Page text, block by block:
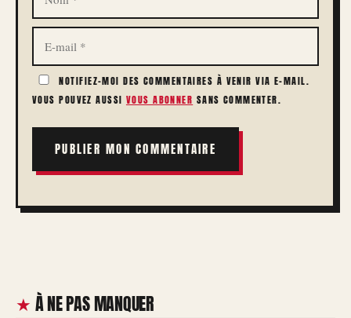
E-
MAIL
NOTIFIEZ-MOI DES COMMENTAIRES À VENIR VIA E-MAIL.
VOUS POUVEZ AUSSI VOUS ABONNER SANS COMMENTER.
À NE PAS MANQUER